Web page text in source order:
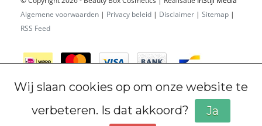
Algemene voorwaarden | Privacy beleid | Disclaimer | Sitemap |
RSS Feed
Wij slaan cookies op om onze website te
verbeteren. Is dat akkoord?
Ja